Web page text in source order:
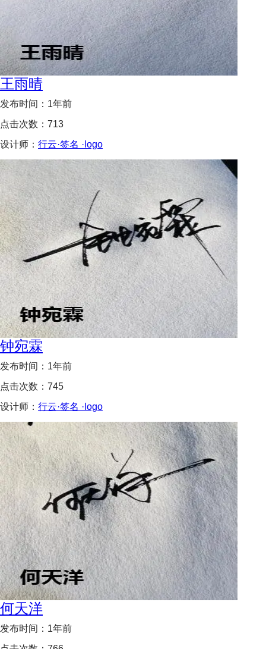
王雨晴
发布时间： 1年前
点击次数： 713
设计师： 行云·签名 ·logo
钟宛霖
发布时间： 1年前
点击次数： 745
设计师： 行云·签名 ·logo
何天洋
发布时间： 1年前